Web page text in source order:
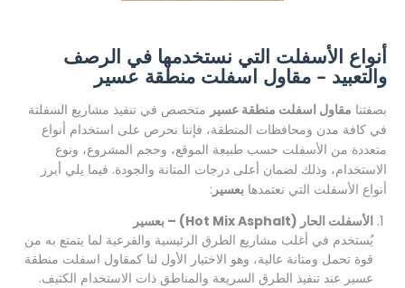
أنواع الأسفلت التي نستخدمها في الرصف
والتعبيد – مقاول اسفلت منطقة عسير
بصفتنا مقاول اسفلت منطقة عسير متخصص في تنفيذ مشاريع السفلتة
في كافة مدن ومحافظات المنطقة، فإننا نحرص على استخدام أنواع
متعددة من الأسفلت حسب طبيعة الموقع، وحجم المشروع، ونوع
الاستخدام، وذلك لضمان أعلى درجات المتانة والجودة. فيما يلي أبرز
أنواع الأسفلت التي نعتمدها بعسير :
الأسفلت الحار (Hot Mix Asphalt) – بعسير
يُستخدم في أغلب مشاريع الطرق الرئيسية والفرعية لما يتمتع به من
قوة تحمل ومتانة عالية، وهو الاختيار الأول لنا كمقاول اسفلت منطقة
عسير عند تنفيذ الطرق السريعة والمناطق ذات الاستخدام الكثيف.